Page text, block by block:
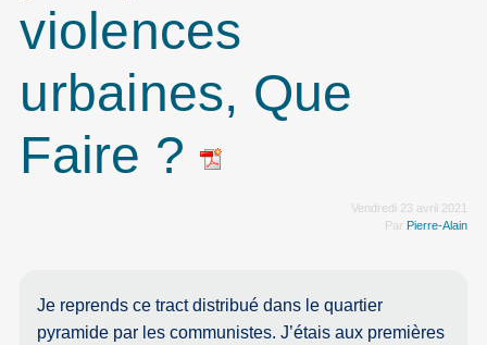
violences
urbaines, Que
Faire ?
Vendredi 23 avril 2021
Par Pierre-Alain
Je reprends ce tract distribué dans le quartier
pyramide par les communistes. J’étais aux premières